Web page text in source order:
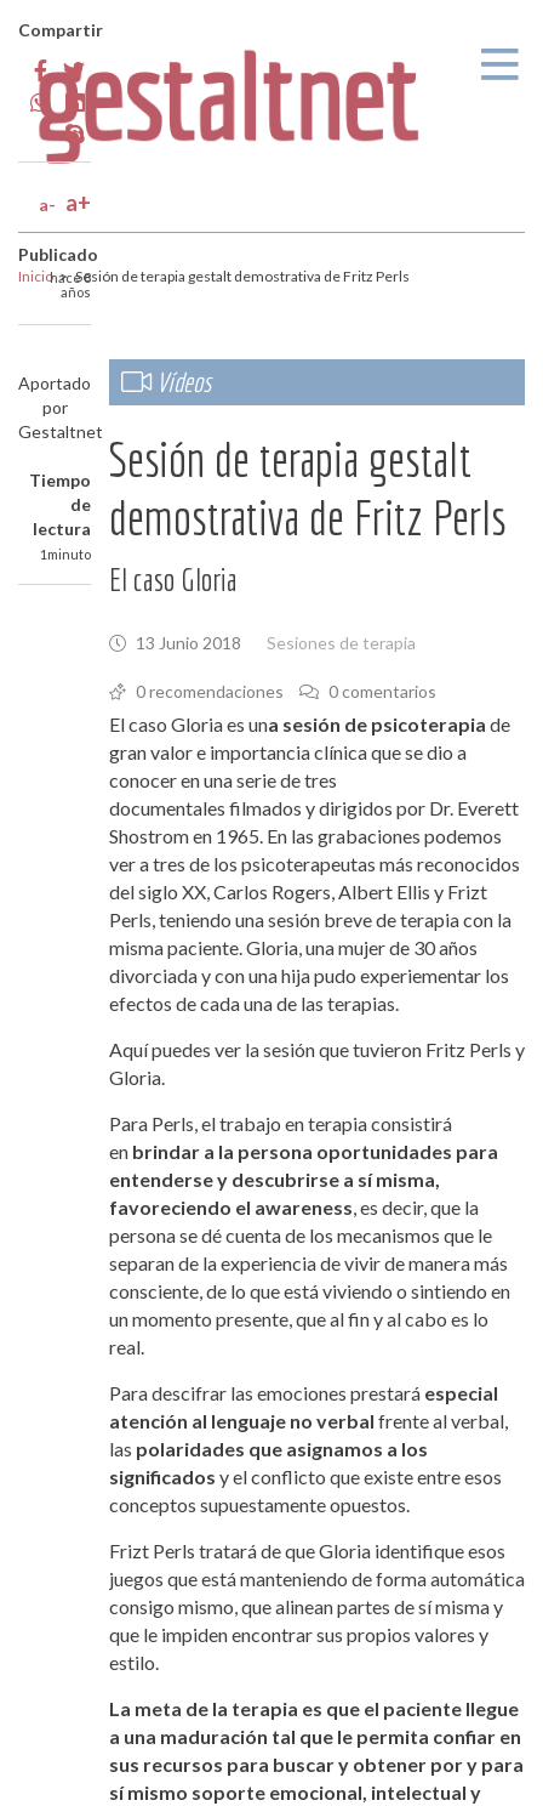
Inicio > Sesión de terapia gestalt demostrativa de Fritz Perls
Aportado
por
Gestaltnet
Tiempo
de
lectura
1minuto
Compartir
a- a+
Publicado
hace 8
años
Vídeos
Sesión de terapia gestalt
demostrativa de Fritz Perls
El caso Gloria
13 Junio 2018 Sesiones de terapia
0 recomendaciones 0 comentarios
El caso Gloria es una sesión de psicoterapia de
gran valor e importancia clínica que se dio a
conocer en una serie de tres
documentales filmados y dirigidos por Dr. Everett
Shostrom en 1965. En las grabaciones podemos
ver a tres de los psicoterapeutas más reconocidos
del siglo XX, Carlos Rogers, Albert Ellis y Frizt
Perls, teniendo una sesión breve de terapia con la
misma paciente. Gloria, una mujer de 30 años
divorciada y con una hija pudo experiementar los
efectos de cada una de las terapias.
Aquí puedes ver la sesión que tuvieron Fritz Perls y
Gloria.
Para Perls, el trabajo en terapia consistirá
en brindar a la persona oportunidades para
entenderse y descubrirse a sí misma,
favoreciendo el awareness , es decir, que la
persona se dé cuenta de los mecanismos que le
separan de la experiencia de vivir de manera más
consciente, de lo que está viviendo o sintiendo en
un momento presente, que al fin y al cabo es lo
real.
Para descifrar las emociones prestará especial
atención al lenguaje no verbal frente al verbal,
las polaridades que asignamos a los
significados y el conflicto que existe entre esos
conceptos supuestamente opuestos.
Frizt Perls tratará de que Gloria identifique esos
juegos que está manteniendo de forma automática
consigo mismo, que alinean partes de sí misma y
que le impiden encontrar sus propios valores y
estilo.
La meta de la terapia es que el paciente llegue
a una maduración tal que le permita confiar en
sus recursos para buscar y obtener por y para
sí mismo soporte emocional, intelectual y